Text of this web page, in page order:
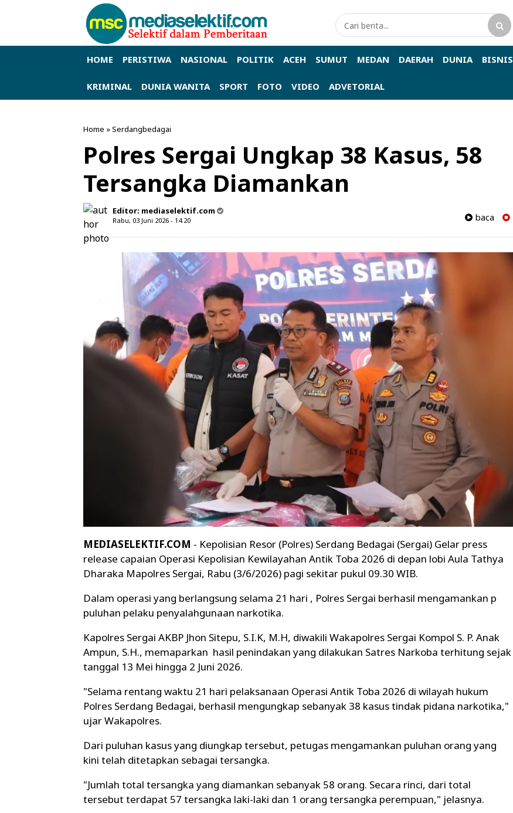
HOME PERISTIWA NASIONAL POLITIK ACEH SUMUT MEDAN DAERAH DUNIA BISNIS
KRIMINAL DUNIA WANITA SPORT FOTO VIDEO ADVETORIAL
Home »Serdangbedagai
Polres Sergai Ungkap 38 Kasus, 58
Tersangka Diamankan
Editor: mediaselektif.com
Rabu, 03 Juni 2026 - 14.20 baca
MEDIASELEKTIF.COM - Kepolisian Resor (Polres) Serdang Bedagai (Sergai) Gelar press
release capaian Operasi Kepolisian Kewilayahan Antik Toba 2026 di depan lobi Aula Tathya
Dharaka Mapolres Sergai, Rabu (3/6/2026) pagi sekitar pukul 09.30 WIB.
Dalam operasi yang berlangsung selama 21 hari , Polres Sergai berhasil mengamankan p
puluhan pelaku penyalahgunaan narkotika.
Kapolres Sergai AKBP Jhon Sitepu, S.I.K, M.H, diwakili Wakapolres Sergai Kompol S. P. Anak
Ampun, S.H., memaparkan hasil penindakan yang dilakukan Satres Narkoba terhitung sejak
tanggal 13 Mei hingga 2 Juni 2026.
"Selama rentang waktu 21 hari pelaksanaan Operasi Antik Toba 2026 di wilayah hukum
Polres Serdang Bedagai, berhasil mengungkap sebanyak 38 kasus tindak pidana narkotika,"
ujar Wakapolres.
Dari puluhan kasus yang diungkap tersebut, petugas mengamankan puluhan orang yang
kini telah ditetapkan sebagai tersangka.
"Jumlah total tersangka yang diamankan sebanyak 58 orang. Secara rinci, dari total
tersebut terdapat 57 tersangka laki-laki dan 1 orang tersangka perempuan," jelasnya.